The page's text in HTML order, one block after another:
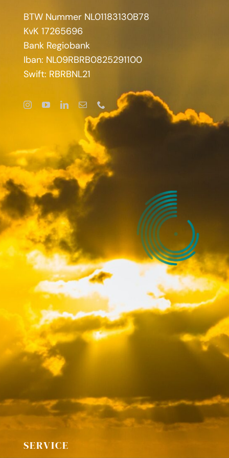
BTW Nummer NL01183130B78
KvK 17265696
Bank Regiobank
Iban: NL09RBRB0825291100
Swift: RBRBNL21
SERVICE